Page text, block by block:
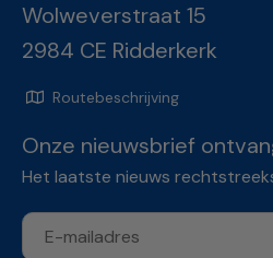
Wolweverstraat 15
2984 CE Ridderkerk
Routebeschrijving
Onze nieuwsbrief
Het laatste nieuws